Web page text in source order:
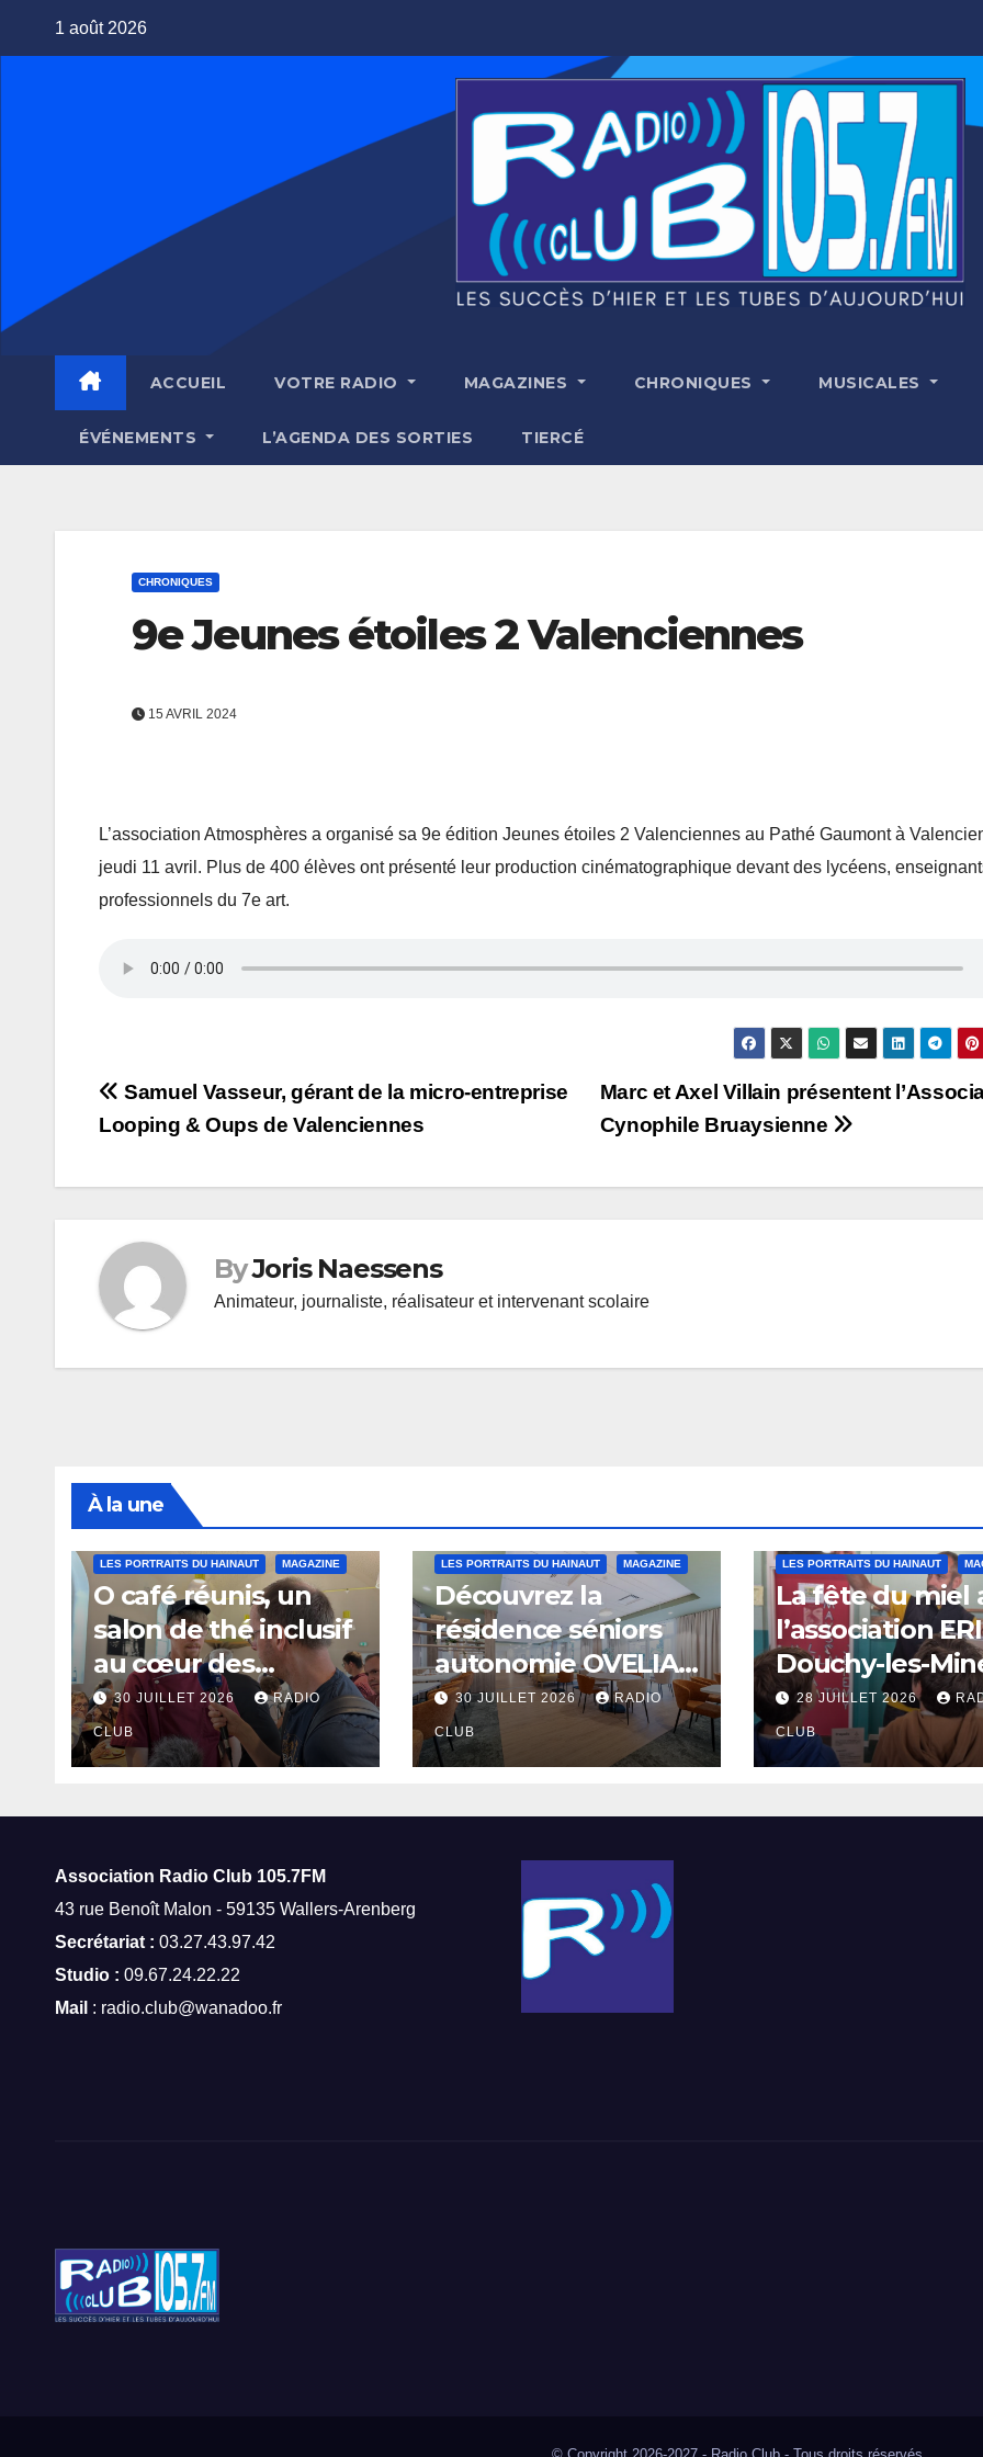
1 août 2026
ACCUEIL VOTRE RADIO MAGAZINES CHRONIQUES MUSICALES
ÉVÉNEMENTS L’AGENDA DES SORTIES TIERCÉ
CHRONIQUES
9e Jeunes étoiles 2 Valenciennes
15 AVRIL 2024
L’association Atmosphères a organisé sa 9e édition Jeunes étoiles 2 Valenciennes au Pathé Gaumont à
jeudi 11 avril. Plus de 400 élèves ont présenté leur production cinématographique devant des lycéens,
professionnels du 7e art.
Navigation
de
l’article
Marc et Axel Villain présentent
Cynophile Bruaysienne
Samuel Vasseur, gérant de la micro-entreprise
Looping & Oups de Valenciennes
ByJoris Naessens
Animateur, journaliste, réalisateur et intervenant scolaire
À la une
LES PORTRAITS DU HAINAUT MAGAZINE
O café réunis, un
salon de thé inclusif
au cœur des
thermes de Saint-
Amand-les-Eaux
30 JUILLET 2026 RADIO
CLUB
LES PORTRAITS DU HAINAUT MAGAZINE
Découvrez la
résidence séniors
autonomie OVELIA
à Saint-Saulve
30 JUILLET 2026 RADIO
CLUB
LES PORTRAITS DU HAINAUT
La fête du miel
l’association
Douchy-les-
28 JUILLET 2026
CLUB
Association Radio Club 105.7FM
43 rue Benoît Malon - 59135 Wallers-Arenberg
Secrétariat : 03.27.43.97.42
Studio : 09.67.24.22.22
Mail : radio.club@wanadoo.fr